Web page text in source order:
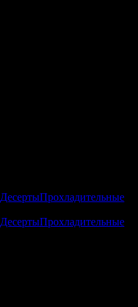
ДесертыПрохладительные
ДесертыПрохладительные